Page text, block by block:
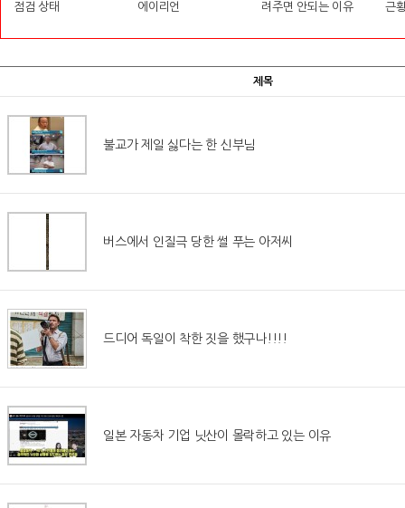
점검 상태
에이리언
려주면 안되는 이유
근
제목
불교가 제일 싫다는 한 신부님
버스에서 인질극 당한 썰 푸는 아저씨
드디어 독일이 착한 짓을 했구나!!!!
일본 자동차 기업 닛산이 몰락하고 있는 이유